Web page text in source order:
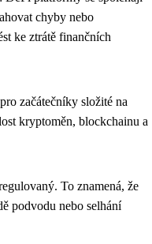
chyby nebo
ke ztrátě finančních
začátečníky složité na
kryptoměn, blockchainu a
To znamená, že
podvodu nebo selhání